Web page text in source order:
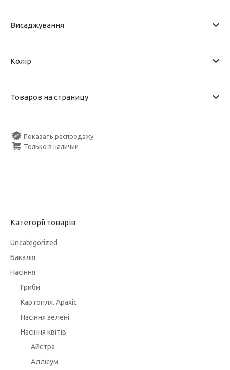
Висаджування
Колір
Товаров на страницу
Показать распродажу
Только в наличии
Категорії товарів
Uncategorized
Бакалія
Насіння
Гриби
Картопля. Арахіс
Насіння зелені
Насіння квітів
Айстра
Аллісум